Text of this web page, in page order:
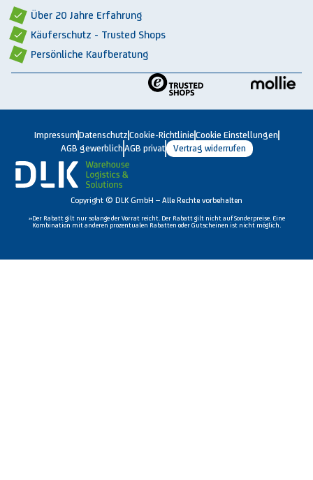
Über 20 Jahre Erfahrung
Käuferschutz - Trusted Shops
Persönliche Kaufberatung
Impressum Datenschutz Cookie-Richtlinie Cookie Einstellungen
AGB gewerblich AGB privat Vertrag widerrufen
Copyright © DLK GmbH – Alle Rechte vorbehalten
»Der Rabatt gilt nur solange der Vorrat reicht. Der Rabatt gilt nicht auf Sonderpreise. Eine
Kombination mit anderen prozentualen Rabatten oder Gutscheinen ist nicht möglich.